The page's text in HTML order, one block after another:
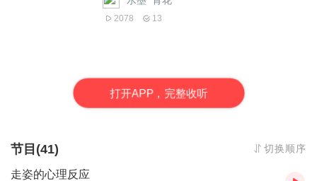
2078 13
打开APP，完整收听
节目(41) 切换顺序
走姿的心理反应